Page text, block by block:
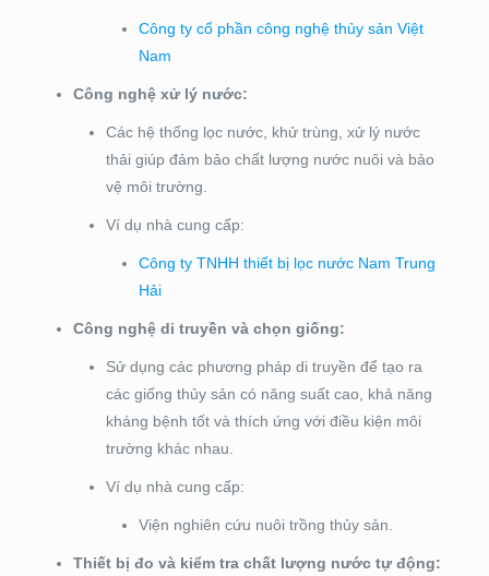
Công ty cổ phần công nghệ thủy sản Việt
Nam
Công nghệ xử lý nước:
Các hệ thống lọc nước, khử trùng, xử lý nước
thải giúp đảm bảo chất lượng nước nuôi và bảo
vệ môi trường.
Ví dụ nhà cung cấp:
Công ty TNHH thiết bị lọc nước Nam Trung
Hải
Công nghệ di truyền và chọn giống:
Sử dụng các phương pháp di truyền để tạo ra
các giống thủy sản có năng suất cao, khả năng
kháng bệnh tốt và thích ứng với điều kiện môi
trường khác nhau.
Ví dụ nhà cung cấp:
Viện nghiên cứu nuôi trồng thủy sản.
Thiết bị đo và kiểm tra chất lượng nước tự động: